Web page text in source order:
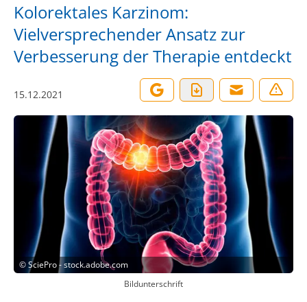
Kolorektales Karzinom:
Vielversprechender Ansatz zur
Verbesserung der Therapie entdeckt
15.12.2021
©SciePro - stock.adobe.com
Bildunterschrift